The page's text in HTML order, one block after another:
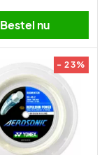
Bestel nu
- 23%